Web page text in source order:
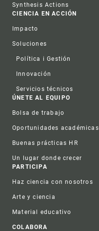
Synthesis Actions
CIENCIA EN ACCIÓN
Impacto
Soluciones
Política i Gestión
Innovación
Servicios técnicos
ÚNETE AL EQUIPO
Bolsa de trabajo
Oportunidades académicas
Buenas prácticas HR
Un lugar donde crecer
PARTICIPA
Haz ciencia con nosotros
Arte y ciencia
Material educativo
COLABORA